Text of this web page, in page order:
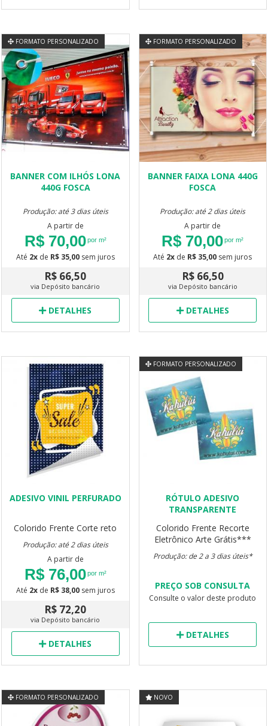
FORMATO PERSONALIZADO
BANNER COM ILHÓS LONA
440G FOSCA
Produção: até 3 dias úteis
A partir de
R$ 70,00por m²
Até 2xde R$ 35,00sem juros
R$ 66,50
via Depósito bancário
DETALHES
FORMATO PERSONALIZADO
BANNER FAIXA LONA 440G
FOSCA
Produção: até 2 dias úteis
A partir de
R$ 70,00por m²
Até 2x de R$ 35,00 sem juros
R$ 66,50
via Depósito bancário
DETALHES
ADESIVO VINIL PERFURADO
Colorido Frente Corte reto
Produção: até 2 dias úteis
A partir de
R$ 76,00por m²
Até 2xde R$ 38,00sem juros
R$ 72,20
via Depósito bancário
DETALHES
FORMATO PERSONALIZADO
RÓTULO ADESIVO
TRANSPARENTE
Colorido Frente Recorte
Eletrônico Arte Grátis***
Produção: de 2 a 3 dias úteis*
PREÇO SOB CONSULTA
Consulte o valor deste produto
DETALHES
FORMATO PERSONALIZADO NOVO